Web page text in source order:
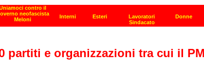
partiti e organizzazioni tra cui il